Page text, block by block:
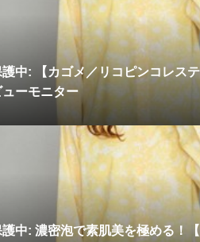
護中: 【カゴメ／リコピンコレス
ューモニター
中: 濃密泡で素肌美を極める！【